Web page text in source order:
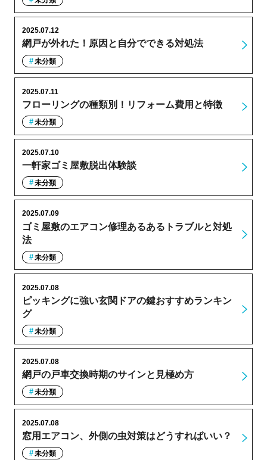
網戸が外れた！原因と自分でできる対処法
2025.07.12
未分類
フローリングの種類別！リフォーム費用と特徴
2025.07.11
未分類
一軒家ゴミ屋敷脱出体験談
2025.07.10
未分類
ゴミ屋敷のエアコン修理あるあるトラブルと対処
法
2025.07.09
未分類
ピッキングに強い玄関ドアの鍵おすすめランキン
グ
2025.07.08
未分類
網戸の戸車交換時期のサインと見極め方
2025.07.08
未分類
窓用エアコン、外側の虫対策はどうすればいい？
2025.07.08
未分類